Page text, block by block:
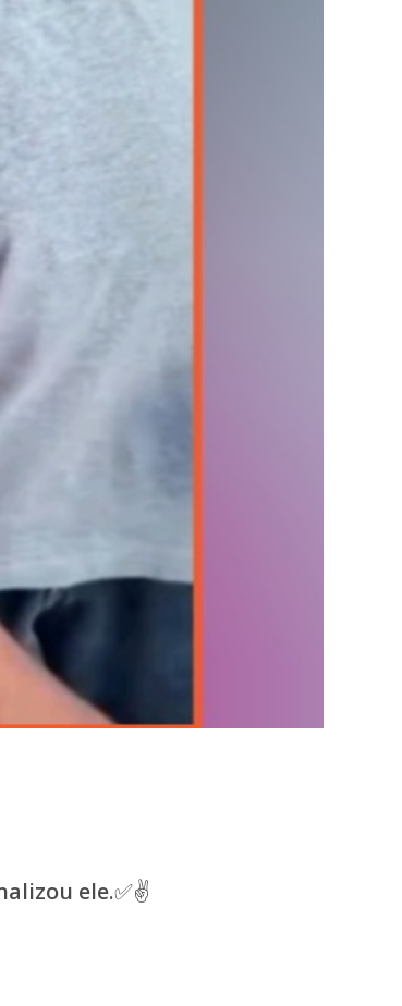
ele.✅✌️